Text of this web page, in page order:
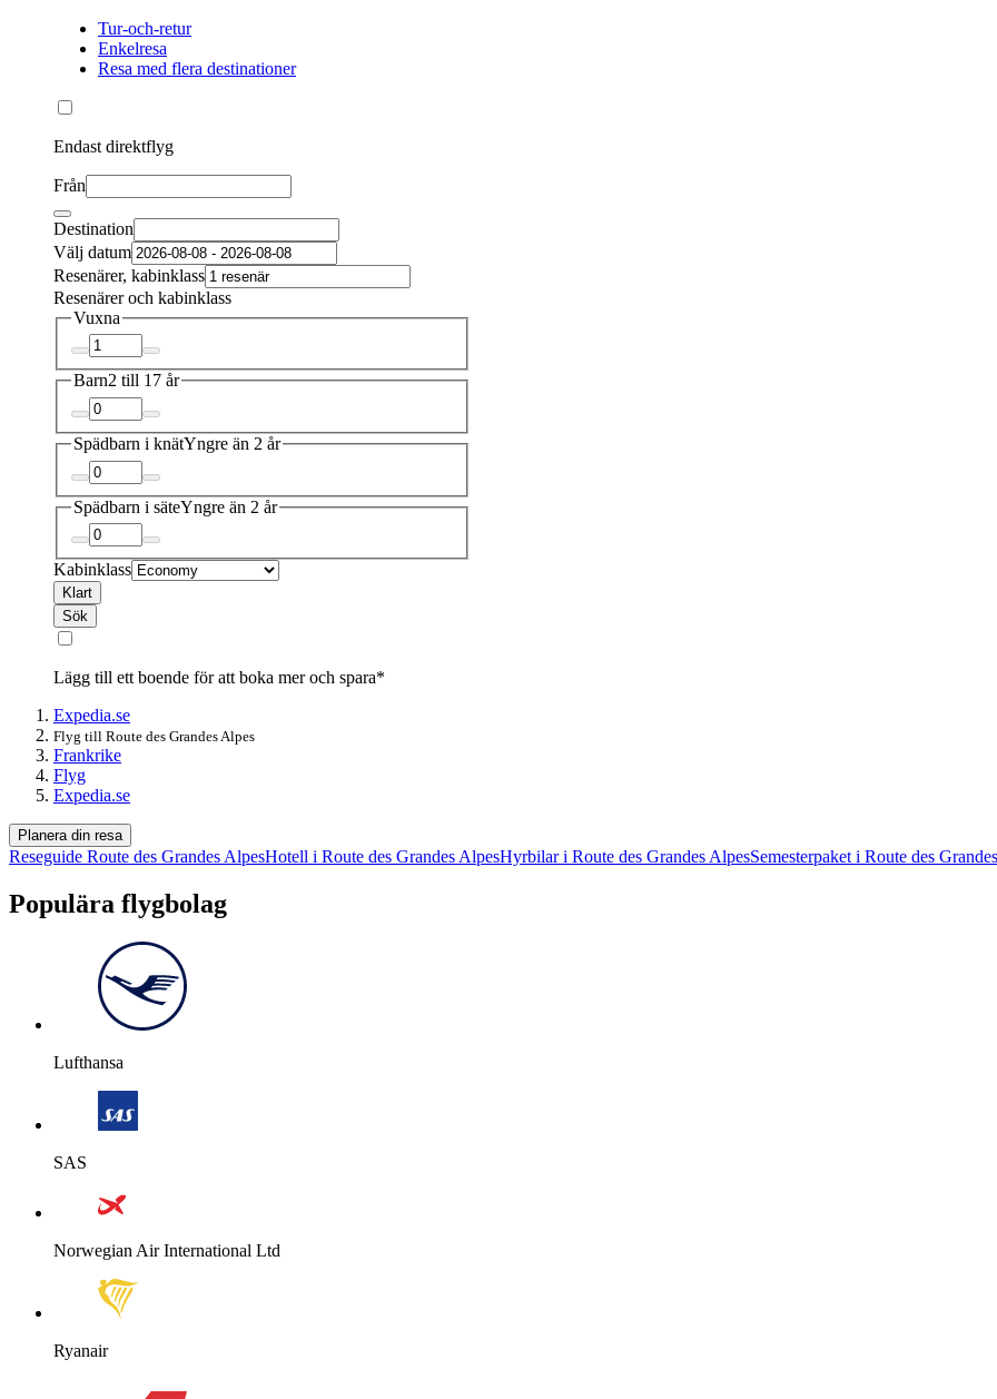
Tur-och-retur
Enkelresa
Resa med flera destinationer
Endast direktflyg
Från
Destination
Välj datum
Resenärer, kabinklass
Resenärer och kabinklass
Vuxna
Barn2 till 17 år
Spädbarn i knätYngre än 2 år
Spädbarn i säteYngre än 2 år
Kabinklass
Klart
Sök
Lägg till ett boende för att boka mer och spara*
Expedia.se
Flyg till Route des Grandes Alpes
Frankrike
Flyg
Expedia.se
Planera din resa
Reseguide Route des Grandes AlpesHotell i Route des Grandes AlpesHyrbilar i Route des Grandes AlpesSemesterpaket i Route des
Populära flygbolag
Lufthansa
SAS
Norwegian Air International Ltd
Ryanair